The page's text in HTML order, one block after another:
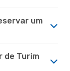
um
de Turim